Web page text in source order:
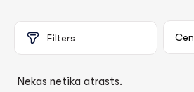
Filters
Nekas netika atrasts.